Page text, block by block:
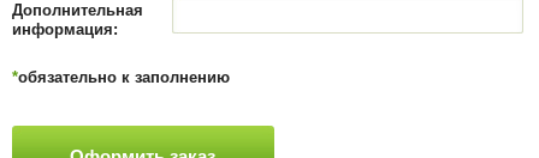
Дополнительная
информация:
*обязательно к заполнению